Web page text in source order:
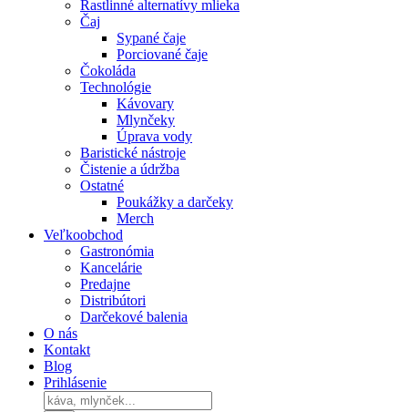
Rastlinné alternatívy mlieka
Čaj
Sypané čaje
Porciované čaje
Čokoláda
Technológie
Kávovary
Mlynčeky
Úprava vody
Baristické nástroje
Čistenie a údržba
Ostatné
Poukážky a darčeky
Merch
Veľkoobchod
Gastronómia
Kancelárie
Predajne
Distribútori
Darčekové balenia
O nás
Kontakt
Blog
Prihlásenie
Products